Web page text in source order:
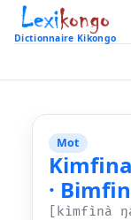
Dictionnaire Kikongo
Mot
·
[kìmfìnà